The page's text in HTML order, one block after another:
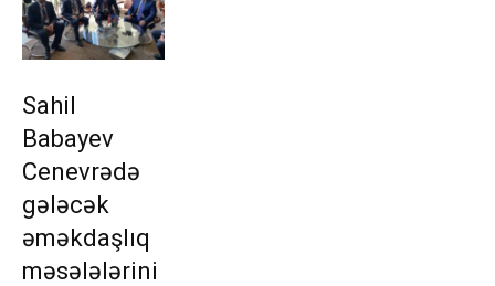
Sahil
Babayev
Cenevrədə
gələcək
əməkdaşlıq
məsələlərini